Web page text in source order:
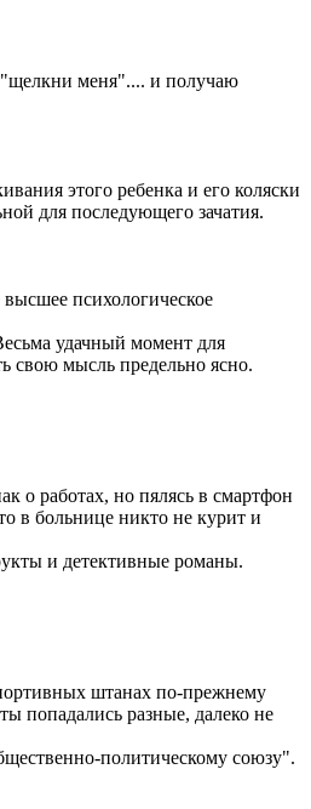
"щелкни меня".... и получаю
этого ребенка и его коляски
для последующего зачатия.
психологическое
удачный момент для
свою мысль предельно ясно.
о работах, но пялясь в смартфон
в больнице никто не курит и
и детективные романы.
штанах по-прежнему
попадались разные, далеко не
политическому союзу".